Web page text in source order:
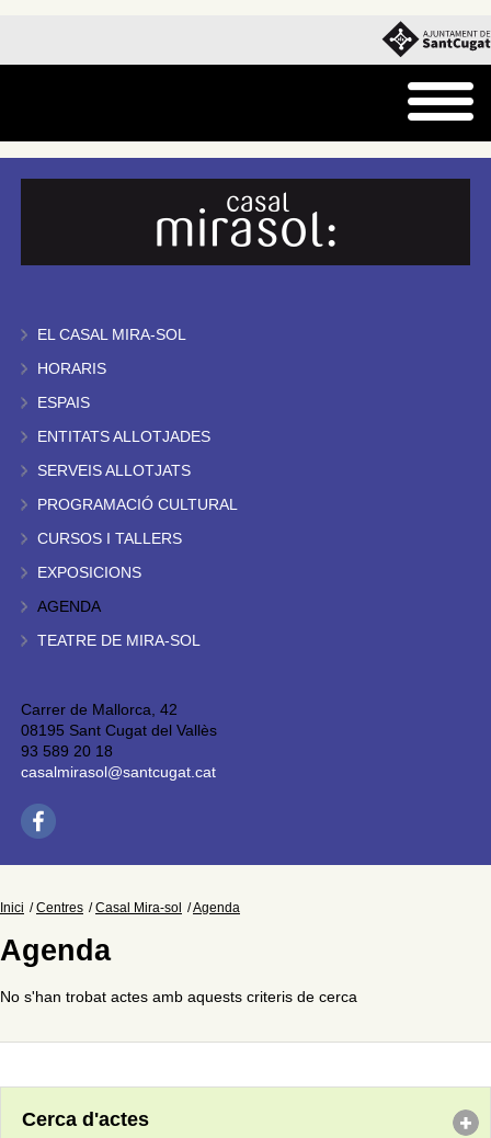
EL CASAL MIRA-SOL
HORARIS
ESPAIS
ENTITATS ALLOTJADES
SERVEIS ALLOTJATS
PROGRAMACIÓ CULTURAL
CURSOS I TALLERS
EXPOSICIONS
AGENDA
TEATRE DE MIRA-SOL
Carrer de Mallorca, 42
08195 Sant Cugat del Vallès
93 589 20 18
casalmirasol@santcugat.cat
Inici Centres Casal Mira-sol Agenda
Agenda
No s'han trobat actes amb aquests criteris de cerca
Cerca d'actes